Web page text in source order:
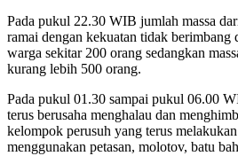
Pada pukul 22.30 WIB jumlah massa
ramai dengan kekuatan tidak berimbang
warga sekitar 200 orang sedangkan
kurang lebih 500 orang.
Pada pukul 01.30 sampai pukul 06.00
terus berusaha menghalau dan
kelompok perusuh yang terus
menggunakan petasan, molotov, batu